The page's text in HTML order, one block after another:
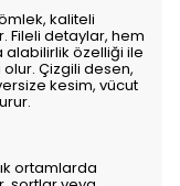
kaliteli
Fileli detaylar, hem
özelliği ile
olur. Çizgili desen,
kesim, vücut
ortamlarda